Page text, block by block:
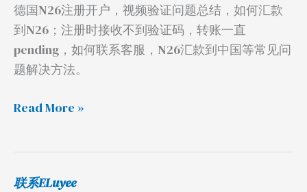
德国N26注册开户，视频验证问题总结，如何汇款
到N26；注册时接收不到验证码，转账一直
pending，如何联系客服，N26汇款到中国等常见问
题解决方法。
题
解
决
Read More »
联系ELuyee